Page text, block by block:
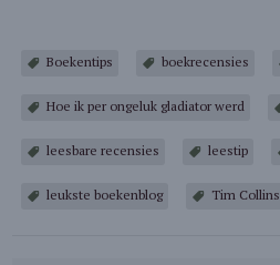
Boekentips boekrecensies
Hoe ik per ongeluk gladiator werd
leesbare recensies leestip
leukste boekenblog Tim Collins